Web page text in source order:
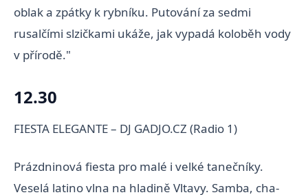
oblak a zpátky k rybníku. Putování za sedmi
rusalčími slzičkami ukáže, jak vypadá koloběh vody
v přírodě."
12.30
FIESTA ELEGANTE – DJ GADJO.CZ (Radio 1)
Prázdninová fiesta pro malé i velké tanečníky.
Veselá latino vlna na hladině Vltavy. Samba, cha-